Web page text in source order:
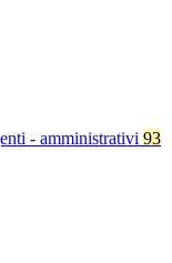
- amministrativi 93